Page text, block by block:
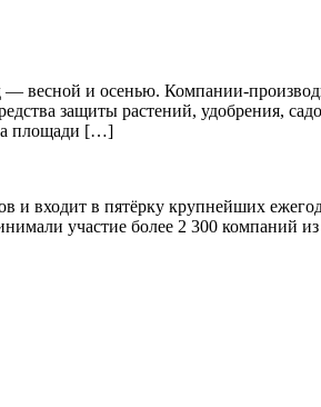
— весной и осенью. Компании-
защиты растений, удобрения,
площади […]
и входит в пятёрку крупнейших
участие более 2 300 компаний